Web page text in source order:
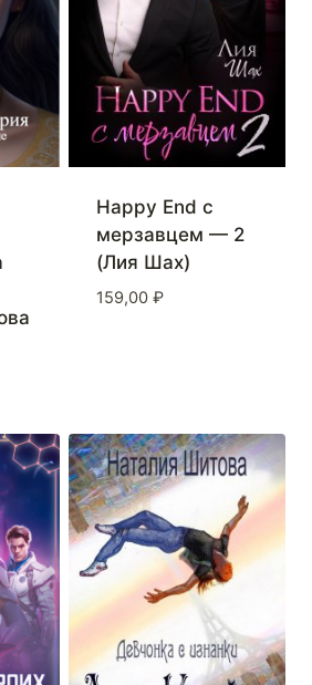
Happy End с
мерзавцем — 2
(Лия Шах)
159,00 ₽